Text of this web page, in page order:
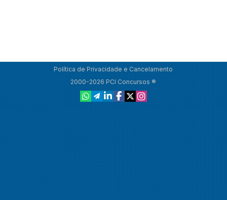
Política de Privacidade e Cancelamento
2000-2026 PCI Concursos ®